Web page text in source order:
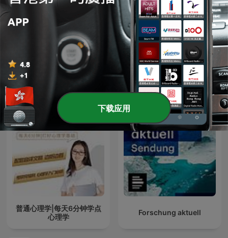
Unexplained
The Metabolic Classroom
with Dr. Ben Bikman
普通心理学|每天6分钟学点
心理学
Forschung aktuell
下载应用